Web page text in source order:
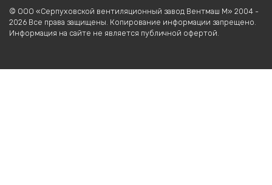
© ООО «Серпуховской вентиляционный завод Вентмаш М» 2004 -
2026 Все права защищены. Копирование информации запрещено.
Информация на сайте не является публичной офертой.